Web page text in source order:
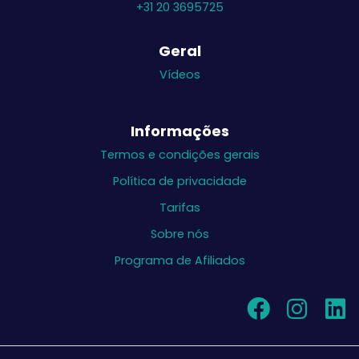
+31 20 3695725
Geral
Vídeos
Informações
Termos e condições gerais
Política de privacidade
Tarifas
Sobre nós
Programa de Afiliados